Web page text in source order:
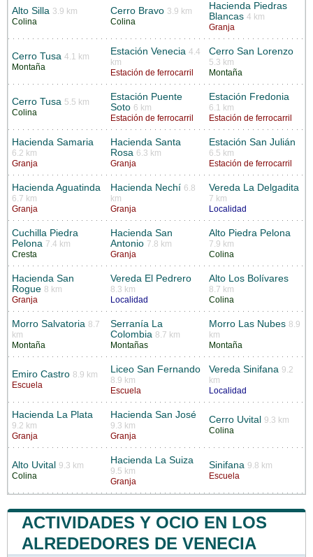
Alto Silla 3.9 km
Colina
Cerro Bravo 3.9 km
Colina
Hacienda Piedras
Blancas 4 km
Granja
Cerro Tusa 4.1 km
Montaña
Estación Venecia 4.4
km
Estación de ferrocarril
Cerro San Lorenzo
5.3 km
Montaña
Cerro Tusa 5.5 km
Colina
Estación Puente
Soto 6 km
Estación de ferrocarril
Estación Fredonia
6.1 km
Estación de ferrocarril
Hacienda Samaria
6.2 km
Granja
Hacienda Santa
Rosa 6.3 km
Granja
Estación San Julián
6.5 km
Estación de ferrocarril
Hacienda Aguatinda
6.7 km
Granja
Hacienda Nechí 6.8
km
Granja
Vereda La Delgadita
7 km
Localidad
Cuchilla Piedra
Pelona 7.4 km
Cresta
Hacienda San
Antonio 7.8 km
Granja
Alto Piedra Pelona
7.9 km
Colina
Hacienda San
Rogue 8 km
Granja
Vereda El Pedrero
8.3 km
Localidad
Alto Los Bolívares
8.7 km
Colina
Morro Salvatoria 8.7
km
Montaña
Serranía La
Colombia 8.7 km
Montañas
Morro Las Nubes 8.9
km
Montaña
Emiro Castro 8.9 km
Escuela
Liceo San Fernando
8.9 km
Escuela
Vereda Sinifana 9.2
km
Localidad
Hacienda La Plata
9.2 km
Granja
Hacienda San José
9.3 km
Granja
Cerro Uvital
9.3 km
Colina
Alto Uvital
9.3 km
Colina
Hacienda La Suiza
9.5 km
Granja
Sinifana 9.8 km
Escuela
ACTIVIDADES Y OCIO EN LOS
ALREDEDORES DE VENECIA